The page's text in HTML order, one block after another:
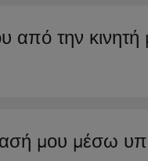
την
μου μέσω